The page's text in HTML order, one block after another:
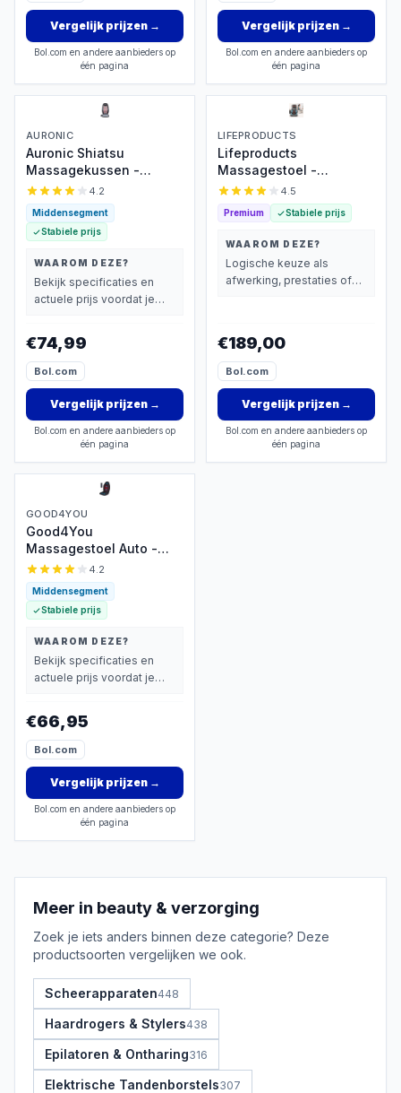
Vergelijk prijzen→
Bol.com en andere aanbieders op
één pagina
Vergelijk prijzen→
Bol.com en andere aanbieders op
één pagina
AURONIC
Auronic Shiatsu
Massagekussen -
Massagestoel -
Massage Rug - Infrarood
- Massage apparaat -
Massage Stoel - Zwart
4.2
Middensegment
Stabiele prijs
WAAROM DEZE?
Bekijk specificaties en
actuele prijs voordat je
€74,99
Bol.com
Vergelijk prijzen→
Bol.com en andere aanbieders op
één pagina
LIFEPRODUCTS
Lifeproducts
Massagestoel -
Rugmassage Apparaat -
Shiatsu Rug
Massagekussen -
Massage Apparaat voor
Stoel met Infrarood
Verwarming
4.5
Premium Stabiele prijs
WAAROM DEZE?
Logische keuze als
afwerking, prestaties of
€189,00
Bol.com
Vergelijk prijzen→
Bol.com en andere aanbieders op
één pagina
GOOD4YOU
Good4You
Massagestoel Auto -
Massagekussen -
Massage apparaat - Rug
- Infrarood -
Verwarmingsfunctie -
4.2
Middensegment
Stabiele prijs
WAAROM DEZE?
Bekijk specificaties en
actuele prijs voordat je
€66,95
Bol.com
Vergelijk prijzen→
Bol.com en andere aanbieders op
één pagina
Meer in beauty & verzorging
Zoek je iets anders binnen deze categorie? Deze
productsoorten vergelijken we ook.
Scheerapparaten448
Haardrogers & Stylers438
Epilatoren & Ontharing316
Elektrische Tandenborstels307